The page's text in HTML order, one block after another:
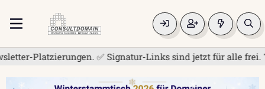
✅ Signatur-Links sind jetzt für alle frei. Teilen